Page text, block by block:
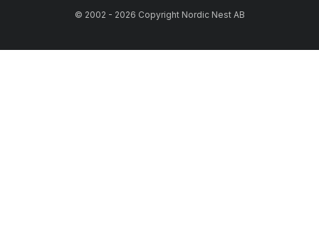
© 2002 - 2026 Copyright Nordic Nest AB